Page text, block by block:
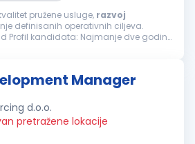
pružene usluge, razvoj
definisanih operativnih ciljeva.
Najmanje dve godine
Manager
d.o.o.
pretražene lokacije